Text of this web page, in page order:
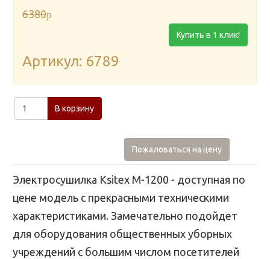
6380p
Купить в 1 клик!
Артикул: 6789
В корзину
Пожаловаться на цену
Электросушилка Ksitex M-1200 - доступная по
цене модель с прекрасными техническими
характеристиками. Замечательно подойдет
для оборудования общественных уборных
учреждений с большим числом посетителей